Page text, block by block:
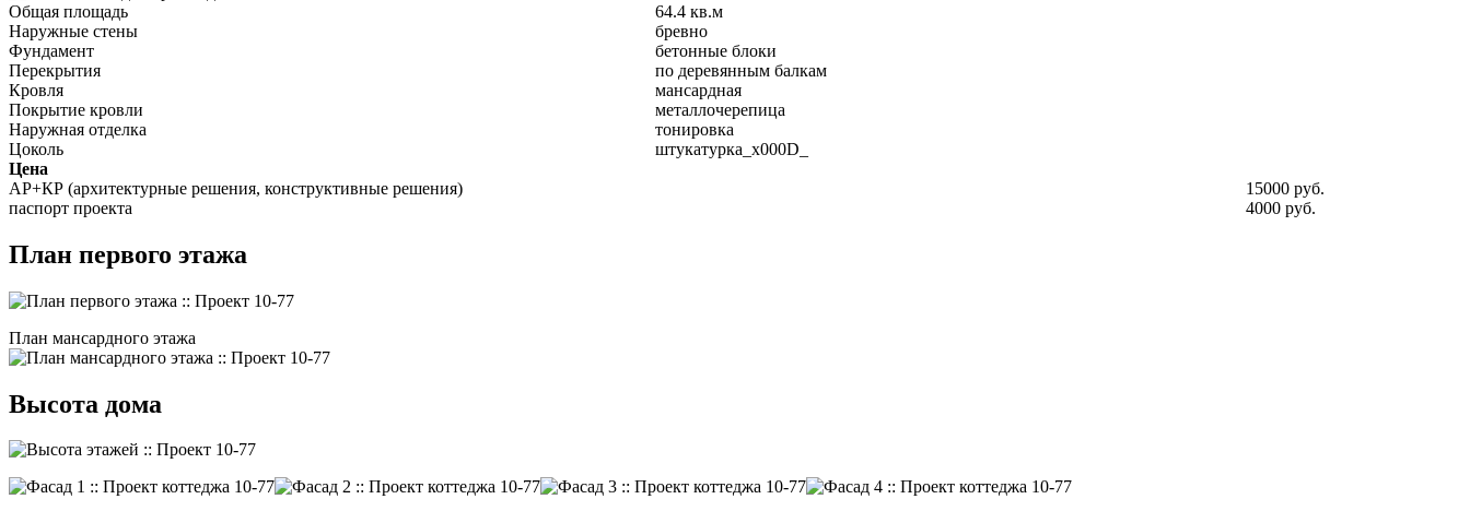
Общая площадь
64.4 кв.м
Наружные стены
бревно
Фундамент
бетонные блоки
Перекрытия
по деревянным балкам
Кровля
мансардная
Покрытие кровли
металлочерепица
Наружная отделка
тонировка
Цоколь
штукатурка_x000D_
Цена
АР+КР (архитектурные решения, конструктивные решения)
15000 руб.
паспорт проекта
4000 руб.
План первого этажа
План мансардного этажа
Высота дома